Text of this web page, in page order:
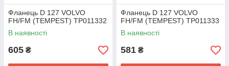
Фланець D 127 VOLVO
FH/FM (TEMPEST) TP011332
В наявності
605 ₴
Фланець D 127 VOLVO
FH/FM (TEMPEST) TP011333
В наявності
581 ₴